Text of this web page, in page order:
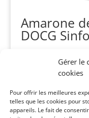
Gérer le
cookies
Pour offrir les meilleures
telles que les cookies pour
appareils. Le fait de
Amarone
DOCG
Recherche
de
produits